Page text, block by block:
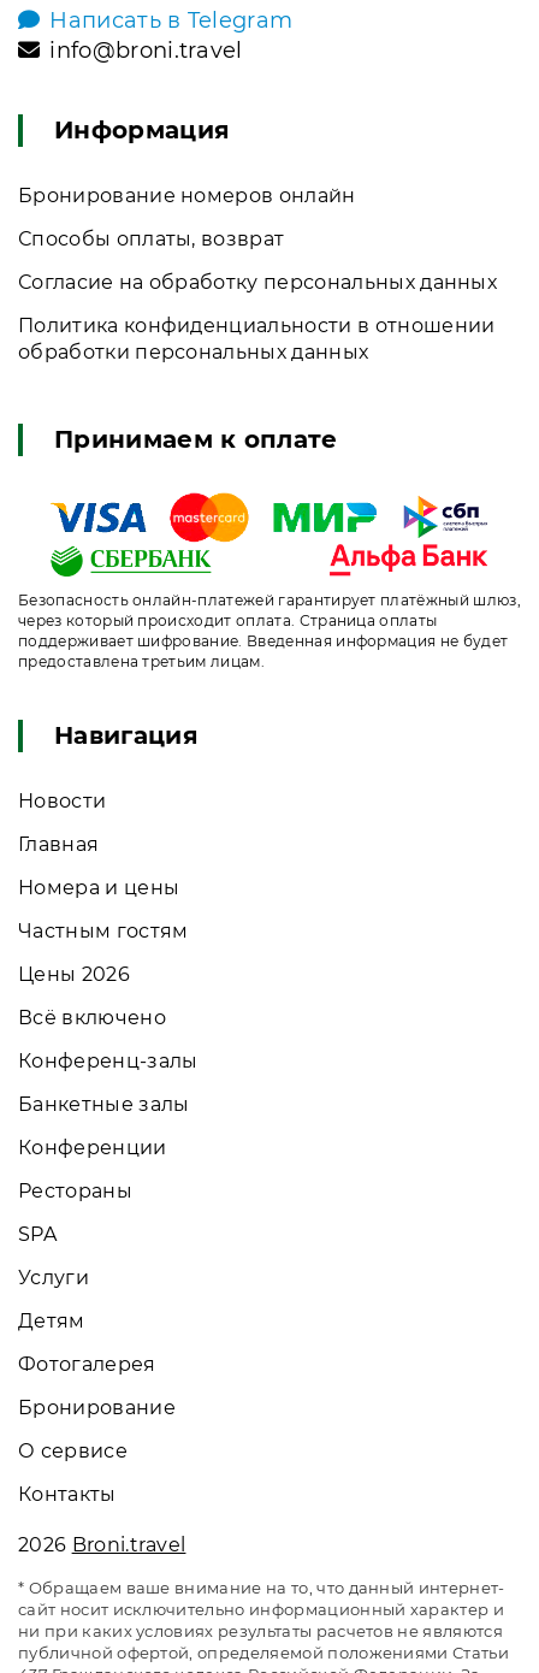
Написать в Telegram
info@broni.travel
Информация
Бронирование номеров онлайн
Способы оплаты, возврат
Согласие на обработку персональных данных
Политика конфиденциальности в отношении
обработки персональных данных
Принимаем к оплате
Безопасность онлайн-платежей гарантирует платёжный шлюз,
через который происходит оплата. Страница оплаты
поддерживает шифрование. Введенная информация не будет
предоставлена третьим лицам.
Навигация
Новости
Главная
Номера и цены
Частным гостям
Цены 2026
Всё включено
Конференц-залы
Банкетные залы
Конференции
Рестораны
SPA
Услуги
Детям
Фотогалерея
Бронирование
О сервисе
Контакты
2026 Broni.travel
* Обращаем ваше внимание на то, что данный интернет-
сайт носит исключительно информационный характер и
ни при каких условиях результаты расчетов не являются
публичной офертой, определяемой положениями Статьи